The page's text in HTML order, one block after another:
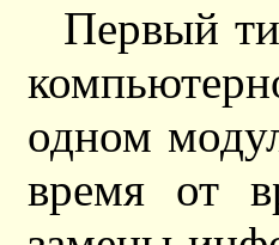
Первый
одном
время от